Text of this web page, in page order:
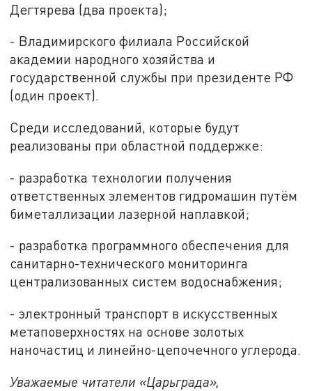
Дегтярева (два проекта);
- Владимирского филиала Российской
академии народного хозяйства и
государственной службы при президенте РФ
(один проект).
Среди исследований, которые будут
реализованы при областной поддержке:
- разработка технологии получения
ответственных элементов гидромашин путём
биметаллизации лазерной наплавкой;
- разработка программного обеспечения для
санитарно-технического мониторинга
централизованных систем водоснабжения;
- электронный транспорт в искусственных
метаповерхностях на основе золотых
наночастиц и линейно-цепочечного углерода.
Уважаемые читатели «Царьграда»,